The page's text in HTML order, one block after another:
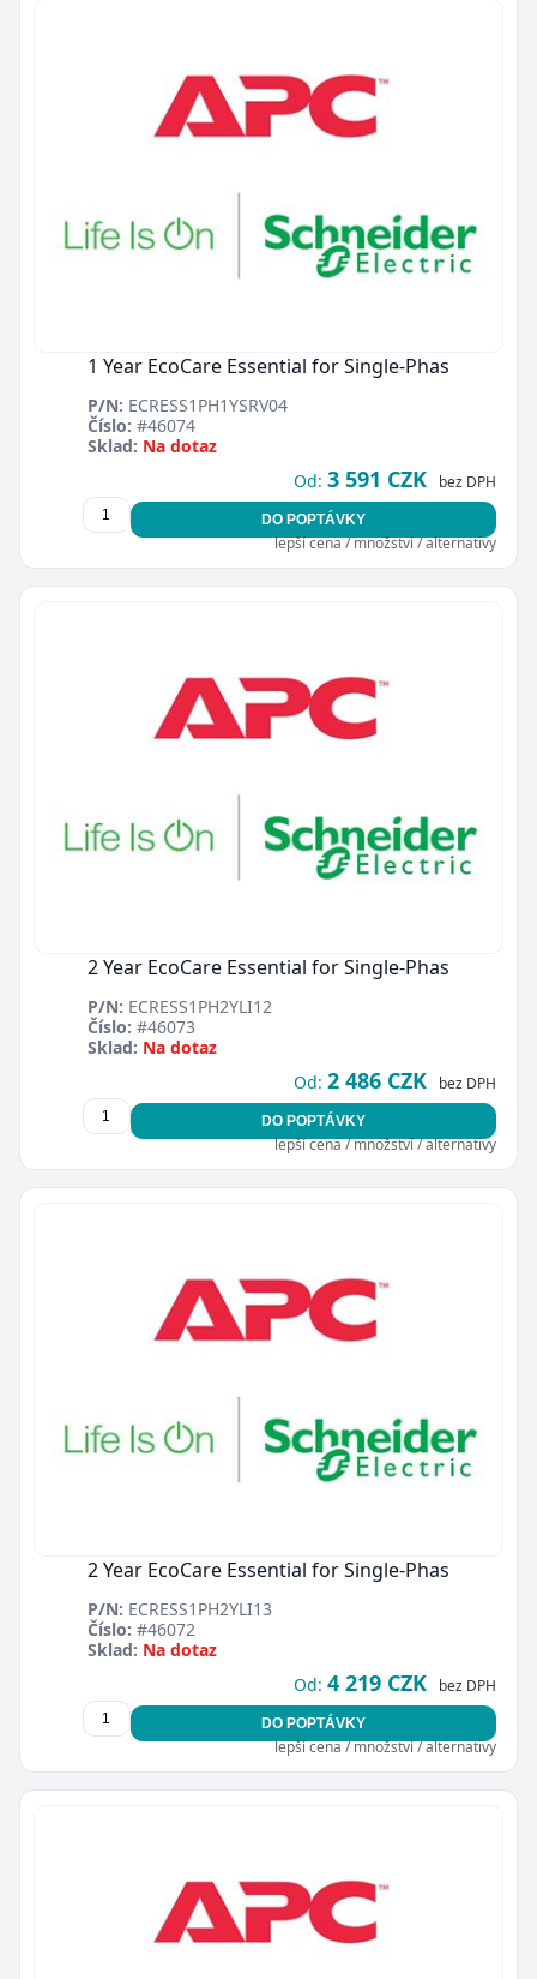
1 Year EcoCare Essential for Single-Phas
P/N: ECRESS1PH1YSRV04
Číslo: #46074
Sklad: Na dotaz
Od: 3 591 CZK bez DPH
DO POPTÁVKY
lepší cena / množství / alternativy
2 Year EcoCare Essential for Single-Phas
P/N: ECRESS1PH2YLI12
Číslo: #46073
Sklad: Na dotaz
Od: 2 486 CZK bez DPH
DO POPTÁVKY
lepší cena / množství / alternativy
2 Year EcoCare Essential for Single-Phas
P/N: ECRESS1PH2YLI13
Číslo: #46072
Sklad: Na dotaz
Od: 4 219 CZK bez DPH
DO POPTÁVKY
lepší cena / množství / alternativy